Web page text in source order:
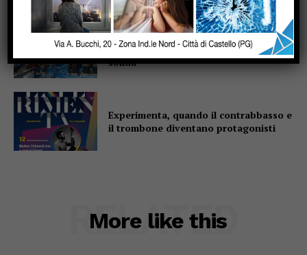
Altotevere, stimoli a mille per
Marzolla: “La squadra è ancora più
solida”
Experimenta, quando il contrabbasso e
il trombone diventano protagonisti
More like this
RELATED